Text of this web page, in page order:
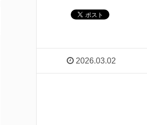
2026.03.02